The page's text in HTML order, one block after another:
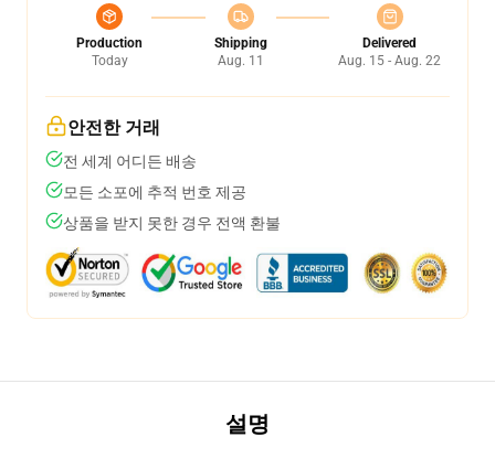
Production
Today
Shipping
Aug. 11
Delivered
Aug. 15 - Aug. 22
안전한 거래
전 세계 어디든 배송
모든 소포에 추적 번호 제공
상품을 받지 못한 경우 전액 환불
설명